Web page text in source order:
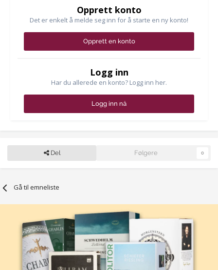
Opprett konto
Det er enkelt å melde seg inn for å starte en ny konto!
Opprett en konto
Logg inn
Har du allerede en konto? Logg inn her.
Logg inn nå
Del Følgere 0
Gå til emneliste